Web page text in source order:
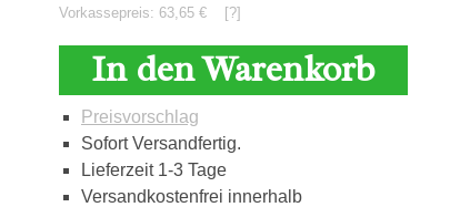
Vorkassepreis: 63,65 € [?]
In den Warenkorb
Preisvorschlag
Sofort Versandfertig.
Lieferzeit 1-3 Tage
Versandkostenfrei innerhalb